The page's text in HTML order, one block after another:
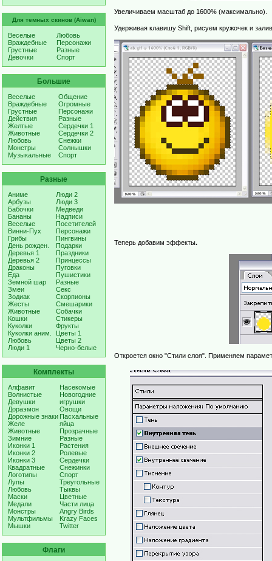
Для темных скинов (Aiwan)
Веселые
Враждебные
Грустные
Девочки
Любовь
Персонажи
Разные
Спорт
Большие
Веселые
Враждебные
Грустные
Действия
Желтые
Животные
Любовь
Монстры
Музыкальные
Общение
Огромные
Персонажи
Разные
Сердечки 1
Сердечки 2
Снежки
Солнышки
Спорт
Разные
Аниме
Арбузы
Бабочки
Бананы
Веселые
Винни-Пух
Грибы
День рожден.
Деревья 1
Деревья 2
Драконы
Еда
Земной шар
Змеи
Зодиак
Жесты
Животные
Кошки
Куколки
Куколки аним.
Любовь
Люди 1
Люди 2
Люди 3
Медведи
Надписи
Посетителей
Персонажи
Пингвины
Подарки
Праздники
Принцессы
Пуговки
Пушистики
Разные
Секс
Скорпионы
Смешарики
Собачки
Стикеры
Фрукты
Цветы 1
Цветы 2
Черно-белые
Комплекты
Алфавит
Волнистые
Девушки
Дораэмон
Дорожные знаки
Желе
Животные
Зимние
Иконки 1
Иконки 2
Иконки 3
Квадратные
Логотипы
Лупы
Любовь
Маски
Медали
Монстры
Мультфильмы
Мышки
Насекомые
Новогодние
игрушки
Овощи
Пасхальные
яйца
Прозрачные
Разные
Растения
Ролевые
Сердечки
Снежинки
Спорт
Треугольные
Тыквы
Цветные
Части лица
Angry Birds
Krazy Faces
Twitter
Флаги
Увеличиваем масштаб до 1600% (максимально).
Удерживая клавишу Shift, рисуем кружочек и
Теперь добавим эффекты.
Откроется окно "Стили слоя". Применяем